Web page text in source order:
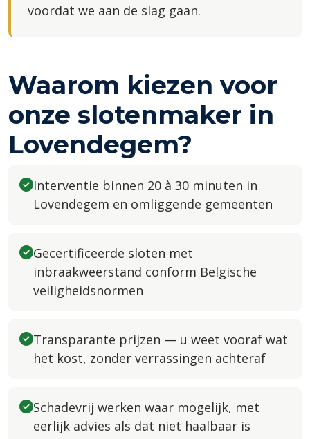
voordat we aan de slag gaan.
Waarom kiezen voor
onze slotenmaker in
Lovendegem?
Interventie binnen 20 à 30 minuten in
Lovendegem en omliggende gemeenten
Gecertificeerde sloten met
inbraakweerstand conform Belgische
veiligheidsnormen
Transparante prijzen — u weet vooraf wat
het kost, zonder verrassingen achteraf
Schadevrij werken waar mogelijk, met
eerlijk advies als dat niet haalbaar is